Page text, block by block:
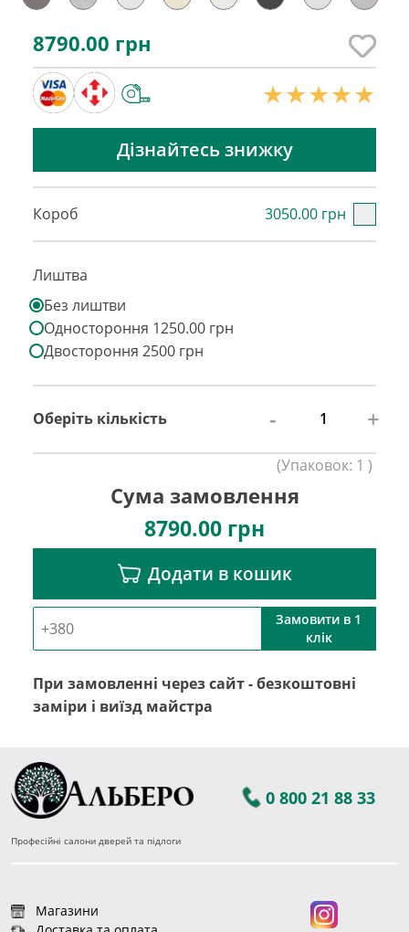
8790.00 грн
Дізнайтесь знижку
Короб 3050.00 грн
Лиштва
Без лиштви
Одностороння 1250.00 грн
Двостороння 2500 грн
Оберіть кількість - +
(Упаковок: 1 )
Сума замовлення
8790.00 грн
Додати в кошик
Замовити в 1
клік
При замовленні через сайт - безкоштовні
заміри і виїзд майстра
0 800 21 88 33
Професійні салони дверей та підлоги
Магазини